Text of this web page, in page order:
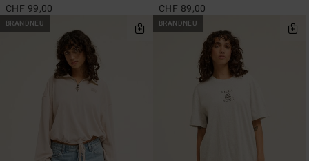
CHF 99,00 CHF 89,00
BRANDNEU BRANDNEU